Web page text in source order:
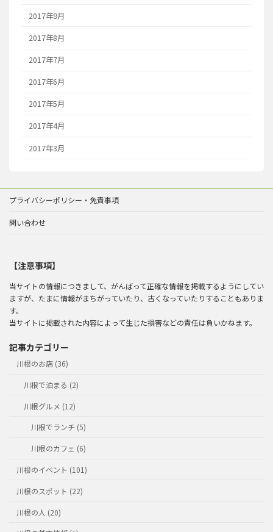
2017年9月
2017年8月
2017年7月
2017年6月
2017年5月
2017年4月
2017年3月
プライバシーポリシー・免責事項
問い合わせ
【注意事項】
当サイトの情報につきまして、がんばって正確な情報を掲載するようにしてい
ますが、たまに情報がまちがっていたり、古くなっていたりすることもありま
す。
当サイトに掲載された内容によって生じた損害などの責任は負いかねます。
記事カテゴリー
川根のお店 (36)
川根で泊まる (2)
川根グルメ (12)
川根でランチ (5)
川根のカフェ (6)
川根のイベント (101)
川根のスポット (22)
川根の人 (20)